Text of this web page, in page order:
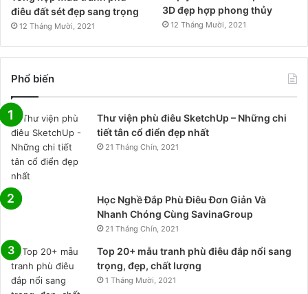
điêu đất sét đẹp sang trọng
12 Tháng Mười, 2021
3D đẹp hợp phong thủy
12 Tháng Mười, 2021
Phổ biến
Thư viện phù điêu SketchUp – Những chi
tiết tân cổ điển đẹp nhất
21 Tháng Chín, 2021
Học Nghề Đắp Phù Điêu Đơn Giản Và
Nhanh Chóng Cùng SavinaGroup
21 Tháng Chín, 2021
Top 20+ mẫu tranh phù điêu đắp nổi sang
trọng, đẹp, chất lượng
1 Tháng Mười, 2021